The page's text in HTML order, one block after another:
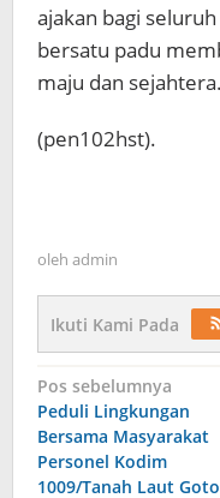
ajakan bagi
bersatu padu
maju dan sejahtera.
(pen102hst).
oleh admin
Ikuti Kami Pada
Navigasi
pos
Pos sebelumnya
Peduli Lingkungan
Bersama Masyarakat
Personel Kodim
1009/Tanah Laut